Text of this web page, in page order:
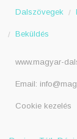
Dalszövegek
Beküldés
www.magyar-
Email:
Cookie kezelés